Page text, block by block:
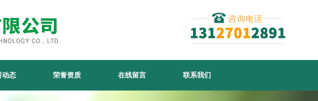
动态 荣誉资质 在线留言 联系我们